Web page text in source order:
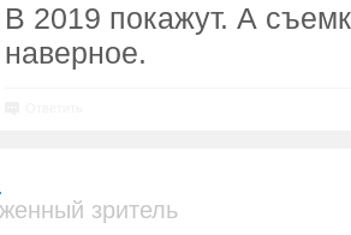
В 2019 покажут. А
наверное.
зритель